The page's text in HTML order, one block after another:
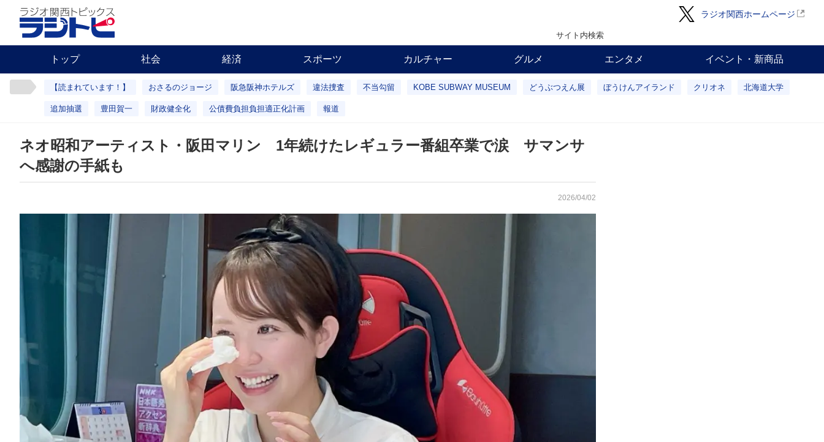
ラジオ関西ホームページ
サイト内検索
トップ 社会 経済 スポーツ カルチャー グルメ エンタメ イベント・新商品
【読まれています！】 おさるのジョージ 阪急阪神ホテルズ 違法捜査 不当勾留 KOBE SUBWAY MUSEUM どうぶつえん展 ぼうけんアイランド クリオネ 北海道大学
追加抽選 豊田賀一 財政健全化 公債費負担負担適正化計画 報道
ネオ昭和アーティスト・阪田マリン 1年続けたレギュラー番組卒業で涙 サマンサ
へ感謝の手紙も
2026/04/02